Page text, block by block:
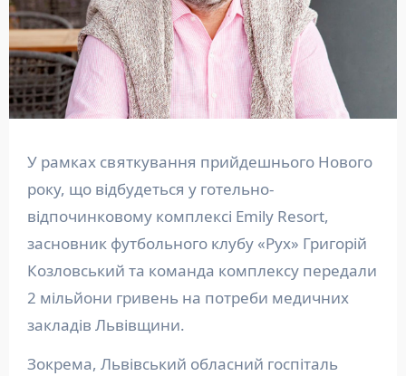
У рамках святкування прийдешнього Нового
року, що відбудеться у готельно-
відпочинковому комплексі Emily Resort,
засновник футбольного клубу «Рух» Григорій
Козловський та команда комплексу передали
2 мільйони гривень на потреби медичних
закладів Львівщини.
Зокрема, Львівський обласний госпіталь